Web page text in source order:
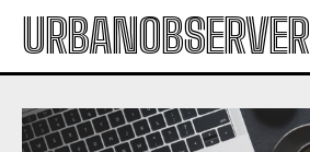
URBANOBSERVER